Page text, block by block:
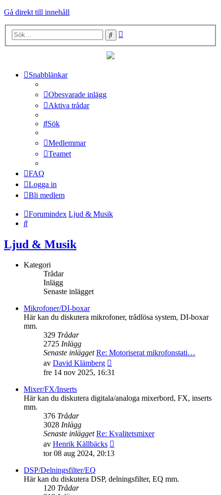
Gå direkt till innehåll
Sök
Snabblänkar
Obesvarade inlägg
Aktiva trådar
Sök
Medlemmar
Teamet
FAQ
Logga in
Bli medlem
Forumindex Ljud & Musik
Sök
Ljud & Musik
Kategori
Trådar
Inlägg
Senaste inlägget
Mikrofoner/DI-boxar
Här kan du diskutera mikrofoner, trådlösa system, DI-boxar
mm.
329 Trådar
2725 Inlägg
Senaste inlägget Re: Motoriserat mikrofonstati…
av David Klämberg
till
inlägget
fre 14 nov 2025, 16:31
Mixer/FX/Inserts
Här kan du diskutera digitala/analoga mixerbord, FX, inserts
mm.
376 Trådar
3028 Inlägg
Senaste inlägget Re: Kvalitetsmixer
av Henrik Källbäcks
inlägget
tor 08 aug 2024, 20:13
DSP/Delningsfilter/EQ
Här kan du diskutera DSP, delningsfilter, EQ mm.
120 Trådar